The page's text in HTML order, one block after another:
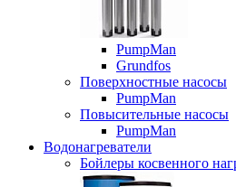
PumpMan
Grundfos
Поверхностные насосы
PumpMan
Повысительные насосы
PumpMan
Водонагреватели
Бойлеры косвенного